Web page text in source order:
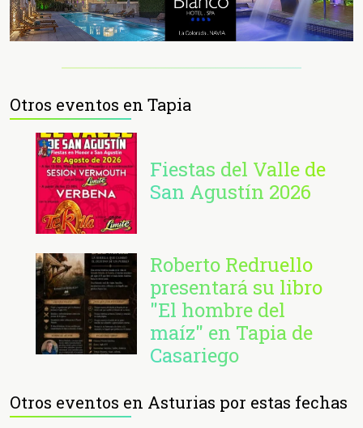
Otros eventos en Tapia
Fiestas del Valle de
San Agustín 2026
Roberto Redruello
presentará su libro
"El hombre del
maíz" en Tapia de
Casariego
Otros eventos en Asturias por estas fechas